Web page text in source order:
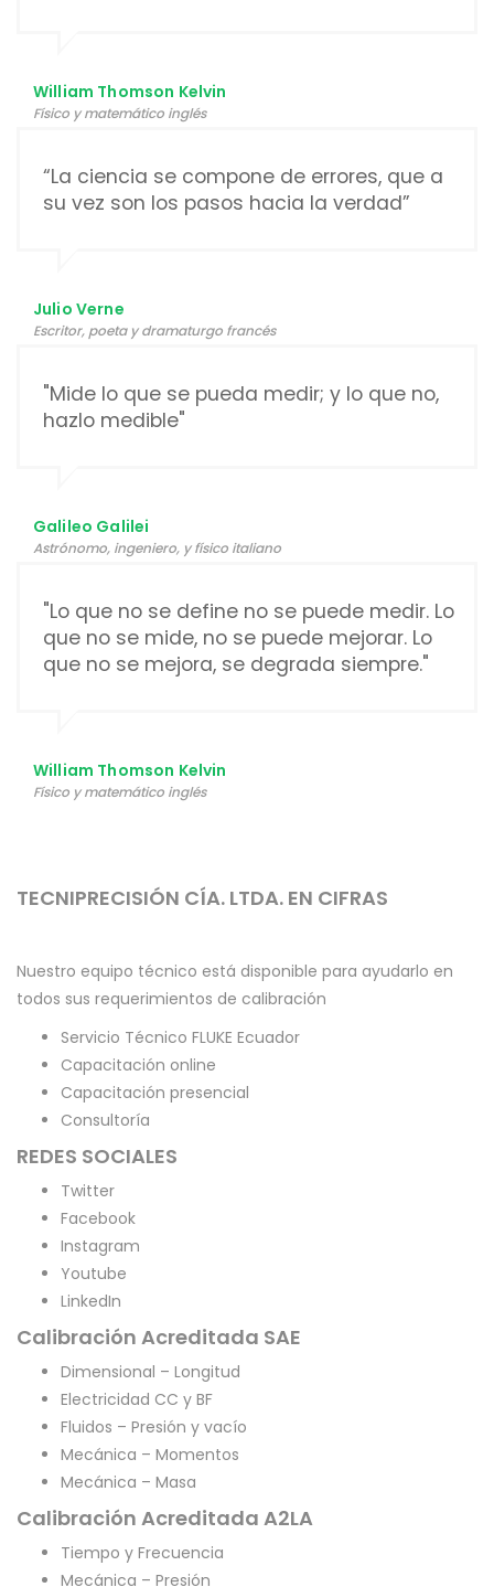
William Thomson Kelvin
Físico y matemático inglés
“La ciencia se compone de errores, que a
su vez son los pasos hacia la verdad”
Julio Verne
Escritor, poeta y dramaturgo francés
"Mide lo que se pueda medir; y lo que no,
hazlo medible"
Galileo Galilei
Astrónomo, ingeniero,​​ y físico italiano
"Lo que no se define no se puede medir. Lo
que no se mide, no se puede mejorar. Lo
que no se mejora, se degrada siempre."
William Thomson Kelvin
Físico y matemático inglés
TECNIPRECISIÓN CÍA. LTDA. EN CIFRAS
Nuestro equipo técnico está disponible para ayudarlo en
todos sus requerimientos de calibración
Servicio Técnico FLUKE Ecuador
Capacitación online
Capacitación presencial
Consultoría
REDES SOCIALES
Twitter
Facebook
Instagram
Youtube
LinkedIn
Calibración Acreditada SAE
Dimensional – Longitud
Electricidad CC y BF
Fluidos – Presión y vacío
Mecánica – Momentos
Mecánica – Masa
Calibración Acreditada A2LA
Tiempo y Frecuencia
Mecánica – Presión